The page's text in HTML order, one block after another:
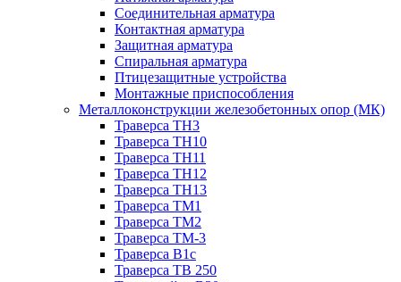
Соединительная арматура
Контактная арматура
Защитная арматура
Спиральная арматура
Птицезащитные устройства
Монтажные приспособления
Металлоконструкции железобетонных опор (МК)
Траверса ТН3
Траверса ТН10
Траверса ТН11
Траверса ТН12
Траверса ТН13
Траверса ТМ1
Траверса ТМ2
Траверса ТМ-3
Траверса В1с
Траверса ТВ 250